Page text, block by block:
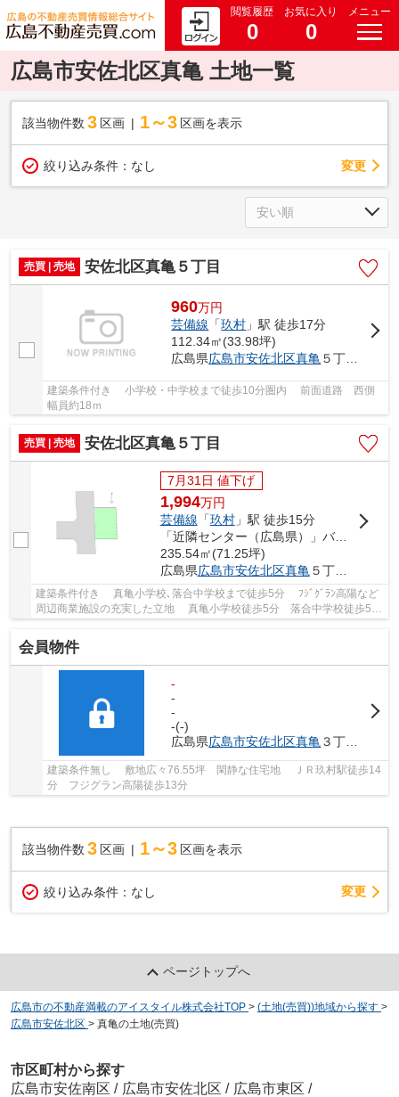
閲覧履歴
0
お気に入り
0
メニュー
広島市安佐北区真亀 土地一覧
該当物件数 3 区画 1～3 区画を表示
絞り込み条件： なし 変更
売買 | 売地 安佐北区真亀５丁目
960万円
芸備線 「玖村 」駅 徒歩17分
112.34㎡(33.98坪)
広島県広島市安佐北区真亀５丁目37-
建築条件付き 小学校・中学校まで徒歩10分圏内 前面道路 西側
幅員約18ｍ
売買 | 売地 安佐北区真亀５丁目
7月31日 値下げ
1,994万円
芸備線 「玖村」駅 徒歩15分
「近隣センター（広島県）」バス停下車 徒歩1分
235.54㎡(71.25坪)
広島県広島市安佐北区真亀５丁目8-
建築条件付き 真亀小学校､落合中学校まで徒歩5分 ﾌｼﾞｸﾞﾗﾝ高陽など
周辺商業施設の充実した立地 真亀小学校徒歩5分 落合中学校徒歩5
会員物件
-
-
-
-(-)
広島県広島市安佐北区真亀 ３丁目7-
建築条件無し 敷地広々76.55坪 閑静な住宅地 ＪＲ玖村駅徒歩14
分 フジグラン高陽徒歩13分
該当物件数 3 区画 1～3 区画を表示
絞り込み条件： なし 変更
ページトップへ
広島市の不動産満載のアイスタイル株式会社TOP > (土地(売買))地域から探す >
広島市安佐北区 > 真亀の土地(売買)
市区町村から探す
広島市安佐南区 / 広島市安佐北区 / 広島市東区 /